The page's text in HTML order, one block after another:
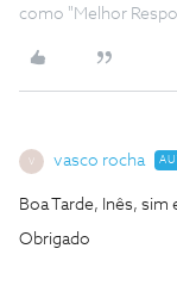
como "Melhor
V vasco rocha
Boa Tarde, Inês, sim
Obrigado